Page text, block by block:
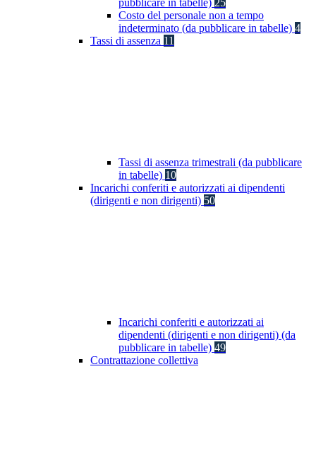
pubblicare in tabelle) 25
Costo del personale non a tempo
indeterminato (da pubblicare in tabelle) 4
Tassi di assenza 11
Tassi di assenza trimestrali (da pubblicare
in tabelle) 10
Incarichi conferiti e autorizzati ai dipendenti
(dirigenti e non dirigenti) 50
Incarichi conferiti e autorizzati ai
dipendenti (dirigenti e non dirigenti) (da
pubblicare in tabelle) 49
Contrattazione collettiva